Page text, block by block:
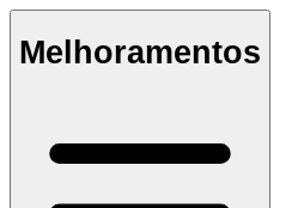
Melhoramentos